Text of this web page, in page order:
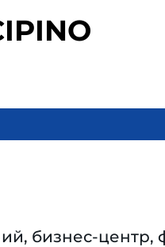
бизнес-